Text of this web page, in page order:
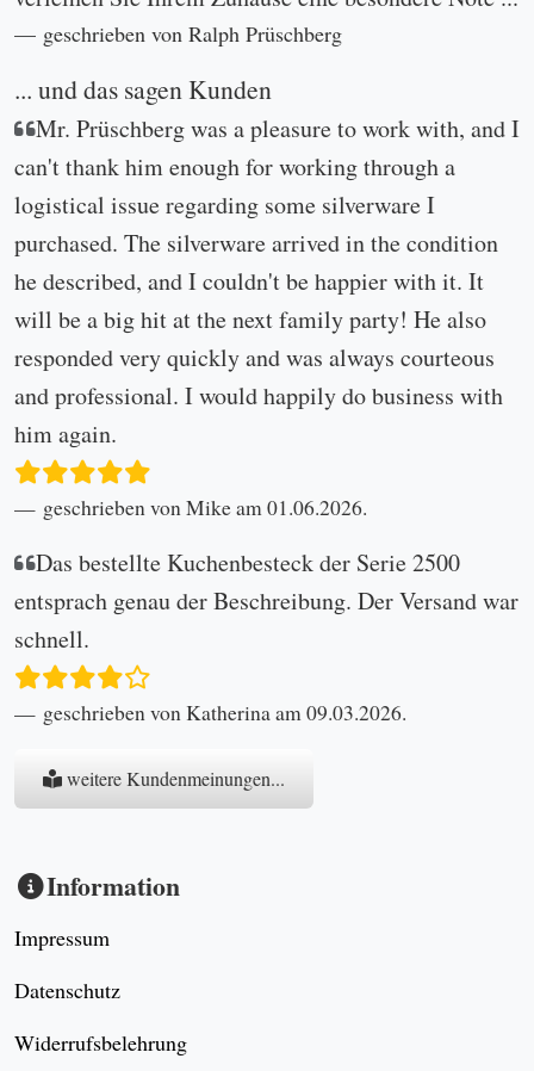
geschrieben von Ralph Prüschberg
... und das sagen Kunden
Mr. Prüschberg was a pleasure to work with, and I
can't thank him enough for working through a
logistical issue regarding some silverware I
purchased. The silverware arrived in the condition
he described, and I couldn't be happier with it. It
will be a big hit at the next family party! He also
responded very quickly and was always courteous
and professional. I would happily do business with
him again.
geschrieben von Mike am 01.06.2026.
Das bestellte Kuchenbesteck der Serie 2500
entsprach genau der Beschreibung. Der Versand war
schnell.
geschrieben von Katherina am 09.03.2026.
weitere Kundenmeinungen...
Information
Impressum
Datenschutz
Widerrufsbelehrung